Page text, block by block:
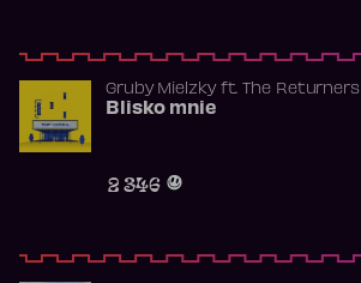
Gruby Mielzkyft. The Returners
Blisko mnie
2 346